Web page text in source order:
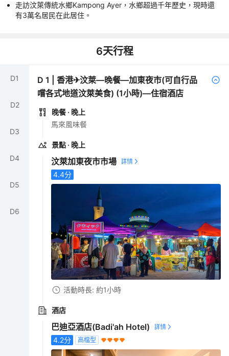
走訪汶萊傳統水鄉Kampong Ayer，水鄉超過千年歷史，現時還
有3萬名居民在此居住。
6天行程
D1
D2
D3
D4
D5
D6
D1 |香港✈汶萊—晚餐—加東夜市(可自行品
嚐各式地道汶萊美食) (1小時)—住宿酒店
晚餐 · 晚上
馬來風味餐
景點 · 晚上
汶萊加東夜市市場
4.4分
活動時長: 約1小時
酒店
巴迪亞酒店(Badi'ah Hotel)
4.2分 高檔型